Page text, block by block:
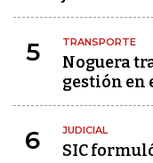
5 TRANSPORTE
Noguera
gestión en
6 JUDICIAL
SIC